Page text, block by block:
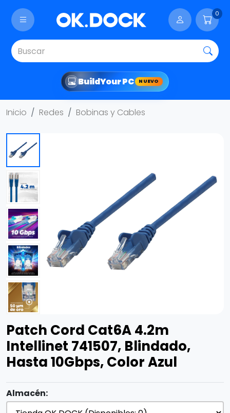
0
BuildYour PC NUEVO
Inicio Redes Bobinas y Cables
Patch Cord Cat6A 4.2m
Intellinet 741507, Blindado,
Hasta 10Gbps, Color Azul
Almacén: